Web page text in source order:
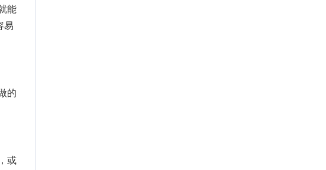
能
易
的
或